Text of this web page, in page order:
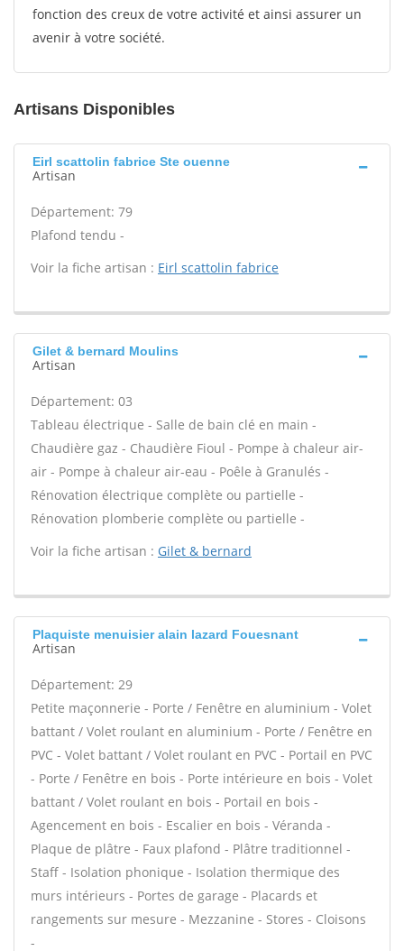
fonction des creux de votre activité et ainsi assurer un
avenir à votre société.
Artisans Disponibles
Eirl scattolin fabrice Ste ouenne
Artisan
Département: 79
Plafond tendu -
Voir la fiche artisan : Eirl scattolin fabrice
Gilet & bernard Moulins
Artisan
Département: 03
Tableau électrique - Salle de bain clé en main -
Chaudière gaz - Chaudière Fioul - Pompe à chaleur air-
air - Pompe à chaleur air-eau - Poêle à Granulés -
Rénovation électrique complète ou partielle -
Rénovation plomberie complète ou partielle -
Voir la fiche artisan : Gilet & bernard
Plaquiste menuisier alain lazard Fouesnant
Artisan
Département: 29
Petite maçonnerie - Porte / Fenêtre en aluminium - Volet
battant / Volet roulant en aluminium - Porte / Fenêtre en
PVC - Volet battant / Volet roulant en PVC - Portail en PVC
- Porte / Fenêtre en bois - Porte intérieure en bois - Volet
battant / Volet roulant en bois - Portail en bois -
Agencement en bois - Escalier en bois - Véranda -
Plaque de plâtre - Faux plafond - Plâtre traditionnel -
Staff - Isolation phonique - Isolation thermique des
murs intérieurs - Portes de garage - Placards et
rangements sur mesure - Mezzanine - Stores - Cloisons
-